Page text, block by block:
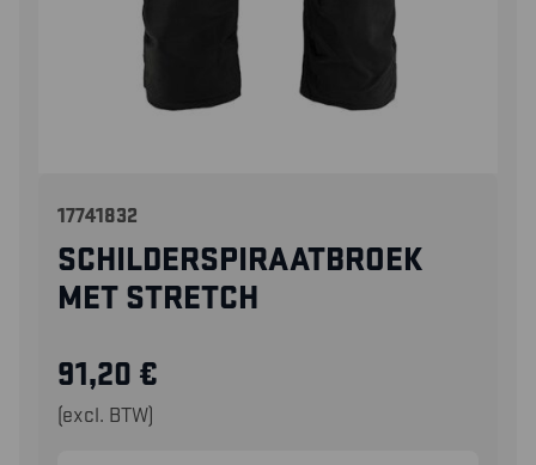
17741832
SCHILDERSPIRAATBROEK
MET STRETCH
91,20 €
(excl. BTW)